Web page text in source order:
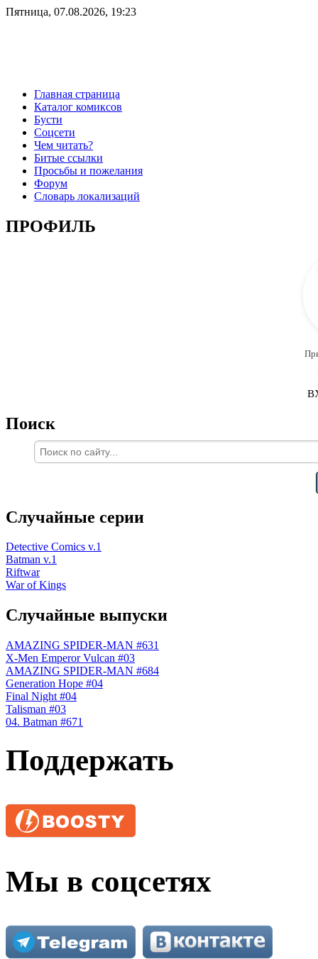
Пятница, 07.08.2026, 19:23
Главная страница
Каталог комиксов
Бусти
Соцсети
Чем читать?
Битые ссылки
Просьбы и пожелания
Форум
Словарь локализаций
ПРОФИЛЬ
Поиск
Случайные серии
Detective Comics v.1
Batman v.1
Riftwar
War of Kings
Случайные выпуски
AMAZING SPIDER-MAN #631
X-Men Emperor Vulcan #03
AMAZING SPIDER-MAN #684
Generation Hope #04
Final Night #04
Talisman #03
04. Batman #671
Поддержать
Мы в соцсетях